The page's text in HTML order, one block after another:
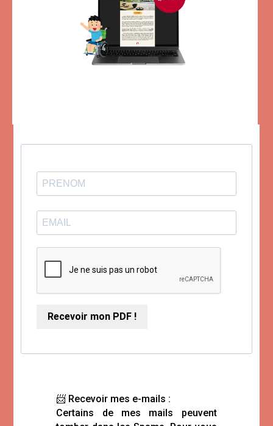
Recevoir mon PDF !
📨 Recevoir mes e-mails :
Certains de mes mails peuvent